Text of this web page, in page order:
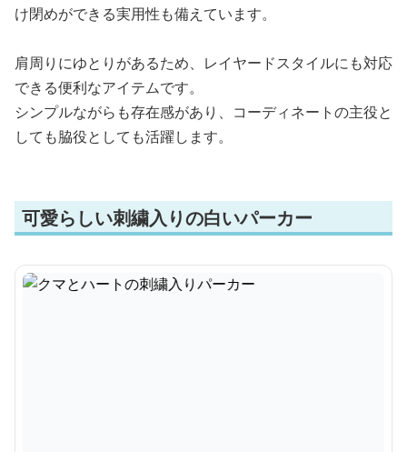
け閉めができる実用性も備えています。
肩周りにゆとりがあるため、レイヤードスタイルにも対応
できる便利なアイテムです。
シンプルながらも存在感があり、コーディネートの主役と
しても脇役としても活躍します。
可愛らしい刺繍入りの白いパーカー